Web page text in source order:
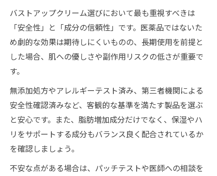
バストアップクリーム選びにおいて最も重視すべきは
「安全性」と「成分の信頼性」です。医薬品ではないた
め劇的な効果は期待しにくいものの、長期使用を前提と
した場合、肌への優しさや副作用リスクの低さが重要で
す。
無添加処方やアレルギーテスト済み、第三者機関による
安全性確認済みなど、客観的な基準を満たす製品を選ぶ
と安心です。また、脂肪増加成分だけでなく、保湿やハ
リをサポートする成分もバランス良く配合されているか
を確認しましょう。
不安な点がある場合は、パッチテストや医師への相談を